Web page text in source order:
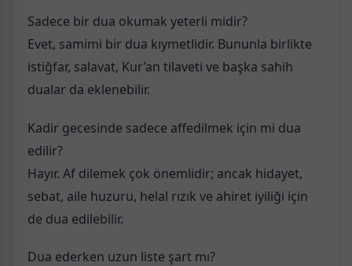
Sadece bir dua okumak yeterli midir?
Evet, samimi bir dua kıymetlidir. Bununla birlikte
istiğfar, salavat, Kur’an tilaveti ve başka sahih
dualar da eklenebilir.
Kadir gecesinde sadece affedilmek için mi dua
edilir?
Hayır. Af dilemek çok önemlidir; ancak hidayet,
sebat, aile huzuru, helal rızık ve ahiret iyiliği için
de dua edilebilir.
Dua ederken uzun liste şart mı?